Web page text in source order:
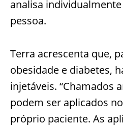
analisa
pessoa.
Terra acrescenta que,
obesidade e diabetes,
injetáveis. “Chamados
podem ser aplicados
próprio paciente. As